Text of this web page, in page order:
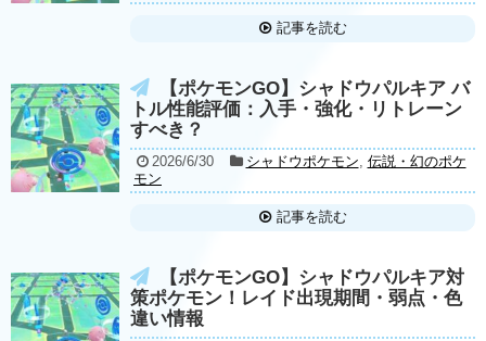
記事を読む
【ポケモンGO】シャドウパルキア バ
トル性能評価：入手・強化・リトレーン
すべき？
2026/6/30 シャドウポケモン, 伝説・幻のポケ
モン
記事を読む
【ポケモンGO】シャドウパルキア対
策ポケモン！レイド出現期間・弱点・色
違い情報